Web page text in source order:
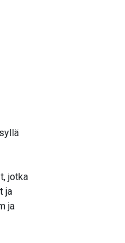
jotka
ja
ja